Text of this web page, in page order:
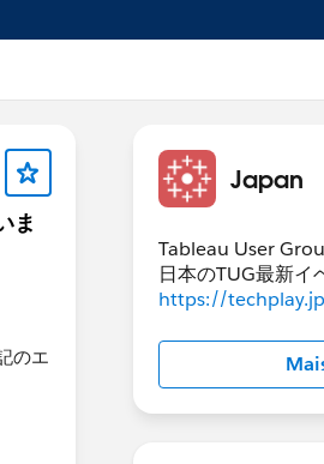
ま
のエ
Japan
Tableau User
日本のTUG最新イ
https://